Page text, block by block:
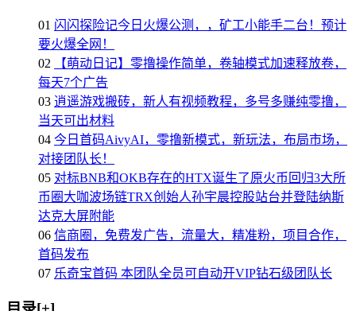
01 闪闪探险记今日火爆公测，，矿工小能手二台！预计
要火爆全网！
02
【萌动日记】零撸操作简单，卷轴模式加速释放卷，
每天7个广告
03 逍遥游戏搬砖，新人有视频教程，多号多赚纯零撸，
当天可出材料
04 今日首码AivyAI，零撸新模式，新玩法，布局市场，
对接团队长！
05 对标BNB和OKB存在的HTX诞生了原火币回归3大所
币圈大咖波场链TRX创始人孙宇晨控股站台并登陆纳斯
达克大屏附能
06 信商圈，免费发广告，流量大，精准粉，项目合作，
首码发布
07 乐奇宝首码 本团队全员可自动开VIP钻石级团队长